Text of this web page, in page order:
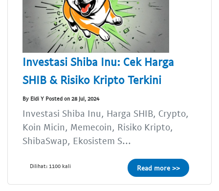
Investasi Shiba Inu: Cek Harga
SHIB & Risiko Kripto Terkini
By Eldi Y Posted on 28 Jul, 2024
Investasi Shiba Inu, Harga SHIB, Crypto,
Koin Micin, Memecoin, Risiko Kripto,
ShibaSwap, Ekosistem S...
Dilihat: 1100 kali Read more >>